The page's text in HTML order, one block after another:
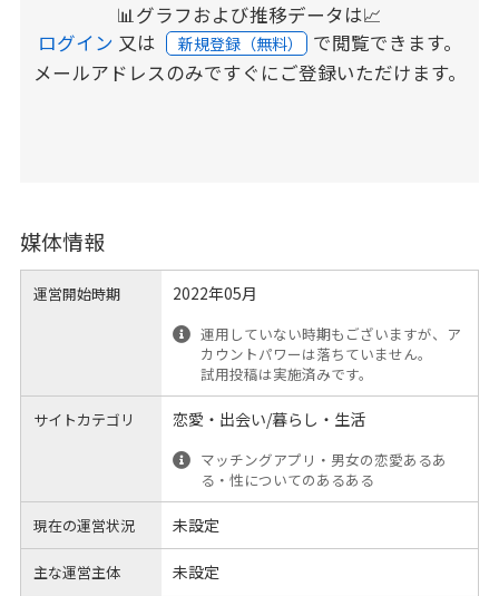
📊グラフおよび推移データは📈
ログイン 又は 新規登録（無料） で閲覧できます。
メールアドレスのみですぐにご登録いただけます。
媒体情報
運営開始時期 2022年05月
運用していない時期もございますが、ア
カウントパワーは落ちていません。
試用投稿は実施済みです。
サイトカテゴリ 恋愛・出会い/暮らし・生活
マッチングアプリ・男女の恋愛あるあ
る・性についてのあるある
現在の運営状況 未設定
主な運営主体 未設定